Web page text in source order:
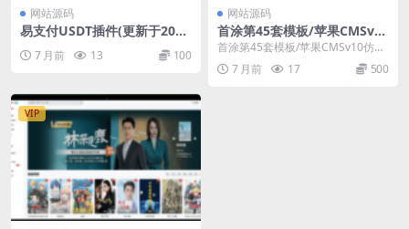
网站源码
易支付USDT插件(更新于2025
7 月前 13 100
网站源码
首涂第45套模板/苹果CMSv10
仿爱奇艺模板
首涂第45套模板/苹果CMSv10仿爱
奇艺模板 使用说明： 上传到苹果C
MS根目...
7 月前 17 500
VIP